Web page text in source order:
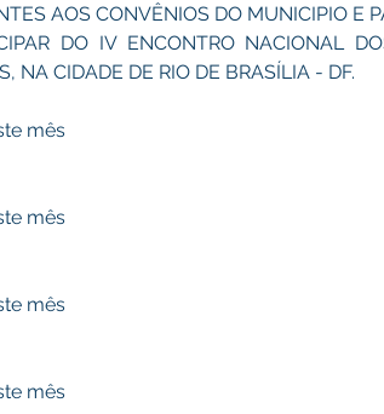
AOS CONVÊNIOS DO MUNICIPIO E
DO IV ENCONTRO NACIONAL
NA CIDADE DE RIO DE BRASÍLIA - DF.
mês
mês
mês
mês